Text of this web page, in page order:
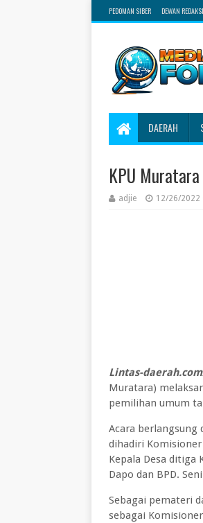
PEDOMAN SIBER DEWAN REDAKSI
DAERAH
KPU
adjie 12/26/2022
Lintas-
Muratara)
pemilihan umum
Acara berlangsung
dihadiri
Kepala Desa ditiga
Dapo dan BPD.
Sebagai pemateri
sebagai